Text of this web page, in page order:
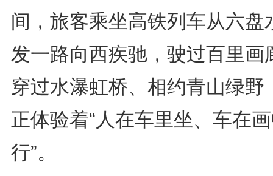
间，旅客乘坐高铁列车从六盘
发一路向西疾驰，驶过百里画
穿过水瀑虹桥、相约青山绿野
正体验着“人在车里坐、车在
行”。